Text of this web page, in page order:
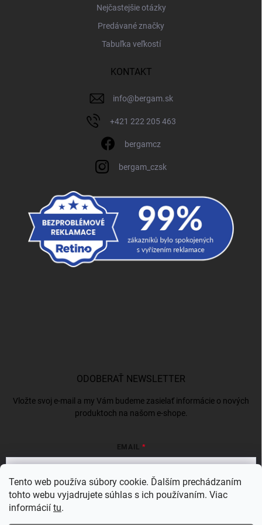
Tento web používa súbory cookie. Ďalším prechádzaním
tohto webu vyjadrujete súhlas s ich používaním. Viac
informácií tu.
Nejčastejšie otázky
Predávané značky
Tabuľka veľkostí
KONTAKT
info@bergam.sk
+421 222 205 463
bergamcz
bergam_czsk
ODOBERAŤ NEWSLETTER
Vložte svoj e-mail a my Vám budeme zasielať informácie o nových
produktoch na našom e-shope.
EMAIL
Vložením e-mailu súhlasíte s